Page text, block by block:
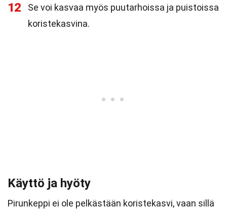
12
Se voi kasvaa myös puutarhoissa ja puistoissa
koristekasvina.
Käyttö ja hyöty
Pirunkeppi ei ole pelkästään koristekasvi, vaan sillä